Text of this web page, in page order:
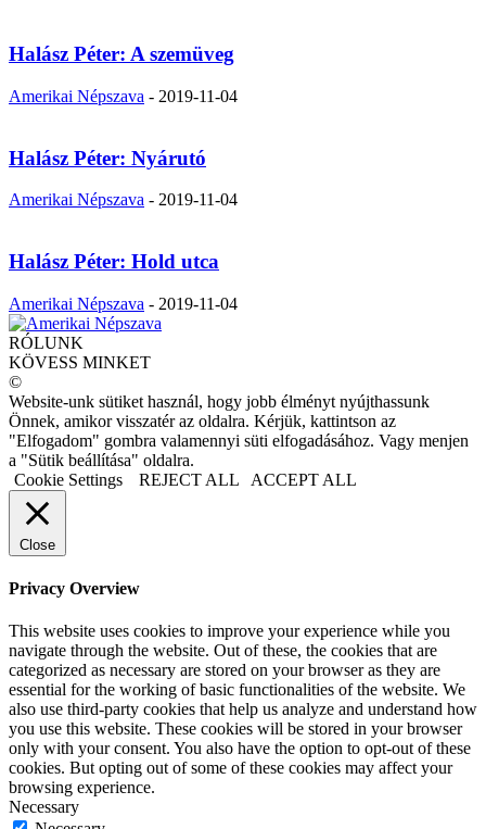
Halász Péter: A szemüveg
Amerikai Népszava - 2019-11-04
Halász Péter: Nyárutó
Amerikai Népszava - 2019-11-04
Halász Péter: Hold utca
Amerikai Népszava - 2019-11-04
RÓLUNK
KÖVESS MINKET
©
Website-unk sütiket használ, hogy jobb élményt nyújthassunk
Önnek, amikor visszatér az oldalra. Kérjük, kattintson az
"Elfogadom" gombra valamennyi süti elfogadásához. Vagy menjen
a "Sütik beállítása" oldalra.
Cookie Settings
REJECT ALL ACCEPT ALL
Close
Privacy Overview
This website uses cookies to improve your experience while you
navigate through the website. Out of these, the cookies that are
categorized as necessary are stored on your browser as they are
essential for the working of basic functionalities of the website. We
also use third-party cookies that help us analyze and understand how
you use this website. These cookies will be stored in your browser
only with your consent. You also have the option to opt-out of these
cookies. But opting out of some of these cookies may affect your
browsing experience.
Necessary